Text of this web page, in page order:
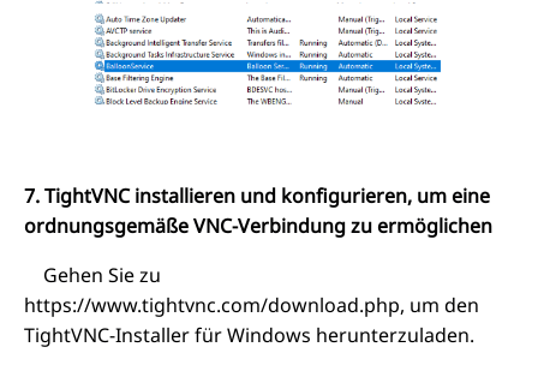
7. TightVNC installieren und konfigurieren, um eine
ordnungsgemäße VNC-Verbindung zu ermöglichen
Gehen Sie zu
https://www.tightvnc.com/download.php, um den
TightVNC-Installer für Windows herunterzuladen.